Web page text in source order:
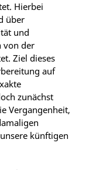
Hierbei
über
und
von der
Ziel dieses
auf
zunächst
Vergangenheit,
künftigen